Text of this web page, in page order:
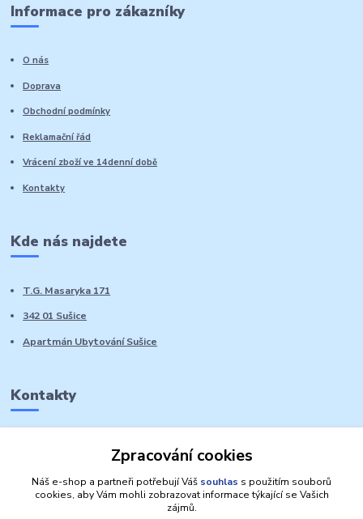
Informace pro zákazníky
O nás
Doprava
Obchodní podmínky
Reklamační řád
Vrácení zboží ve 14denní době
Kontakty
Kde nás najdete
T.G. Masaryka 171
342 01 Sušice
Apartmán Ubytování Sušice
Kontakty
Zpracování cookies
Náš e-shop a partneři potřebují Váš souhlas s použitím souborů
cookies, aby Vám mohli zobrazovat informace týkající se Vašich
zájmů.